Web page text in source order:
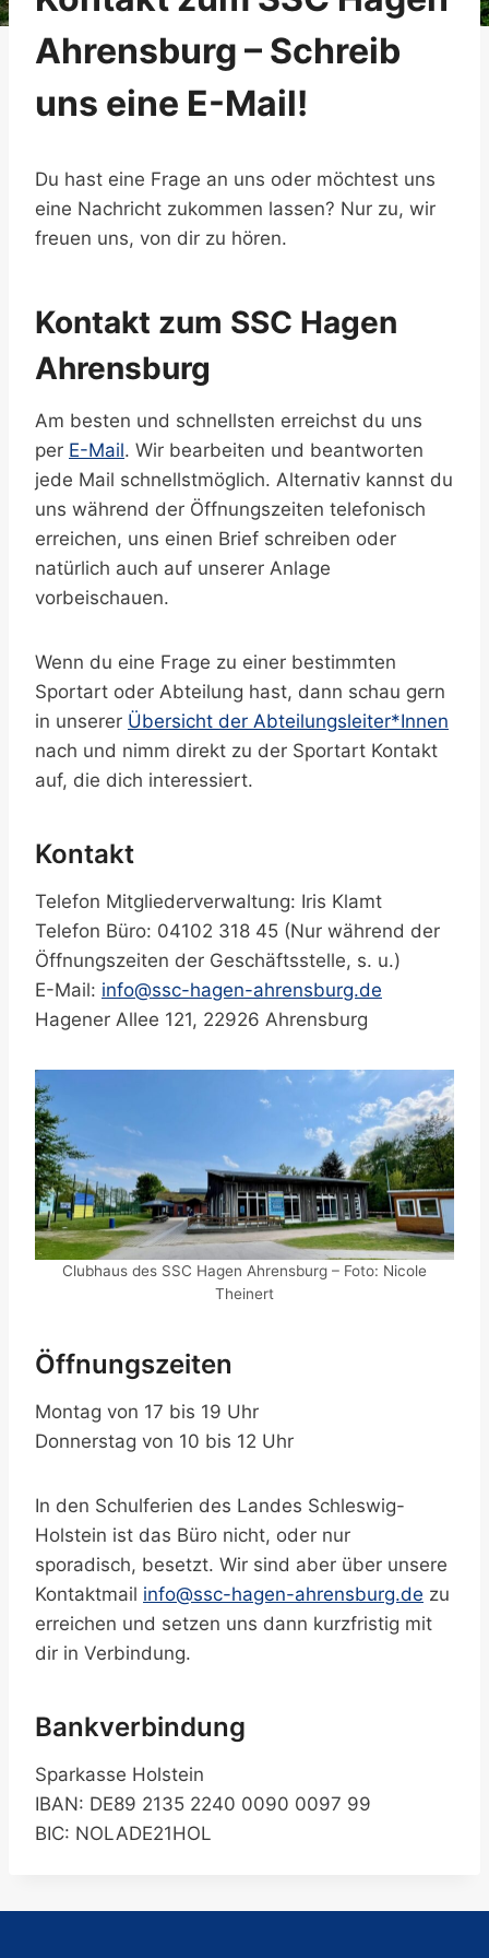
Ahrensburg – Schreib
uns eine E-Mail!
Du hast eine Frage an uns oder möchtest uns
eine Nachricht zukommen lassen? Nur zu, wir
freuen uns, von dir zu hören.
Kontakt zum SSC Hagen
Ahrensburg
Am besten und schnellsten erreichst du uns
per E-Mail. Wir bearbeiten und beantworten
jede Mail schnellstmöglich. Alternativ kannst du
uns während der Öffnungszeiten telefonisch
erreichen, uns einen Brief schreiben oder
natürlich auch auf unserer Anlage
vorbeischauen.
Wenn du eine Frage zu einer bestimmten
Sportart oder Abteilung hast, dann schau gern
in unserer Übersicht der Abteilungsleiter*Innen
nach und nimm direkt zu der Sportart Kontakt
auf, die dich interessiert.
Kontakt
Telefon Mitgliederverwaltung: Iris Klamt
Telefon Büro: 04102 318 45 (Nur während der
Öffnungszeiten der Geschäftsstelle, s. u.)
E-Mail: info@ssc-hagen-ahrensburg.de
Hagener Allee 121, 22926 Ahrensburg
Clubhaus des SSC Hagen Ahrensburg – Foto: Nicole
Theinert
Öffnungszeiten
Montag von 17 bis 19 Uhr
Donnerstag von 10 bis 12 Uhr
In den Schulferien des Landes Schleswig-
Holstein ist das Büro nicht, oder nur
sporadisch, besetzt. Wir sind aber über unsere
Kontaktmail info@ssc-hagen-ahrensburg.de zu
erreichen und setzen uns dann kurzfristig mit
dir in Verbindung.
Bankverbindung
Sparkasse Holstein
IBAN: DE89 2135 2240 0090 0097 99
BIC: NOLADE21HOL